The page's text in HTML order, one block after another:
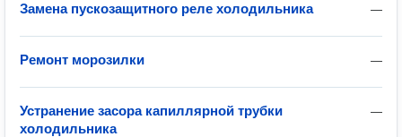
—
Замена пускозащитного реле холодильника
—
Ремонт морозилки
—
Устранение засора капиллярной трубки
холодильника